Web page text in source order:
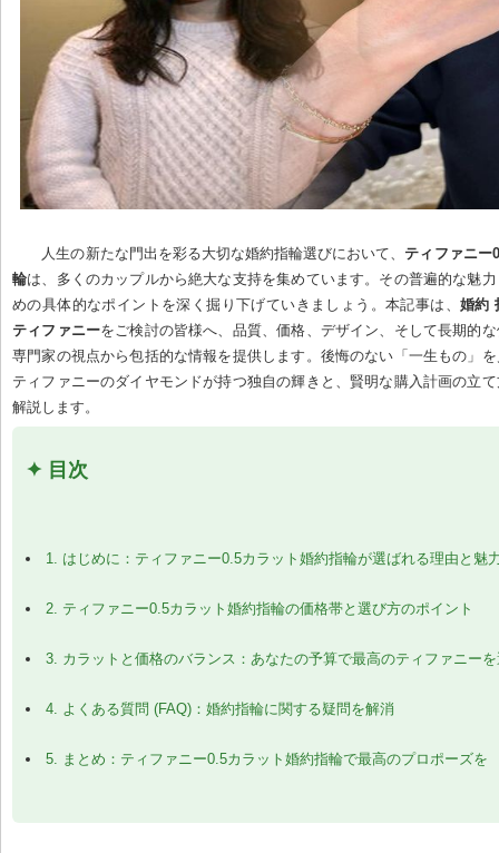
人生の新たな門出を彩る大切な婚約指輪選びにおいて、 ティファニー
輪は、多くのカップルから絶大な支持を集めています。その普遍的な魅
めの具体的なポイントを深く掘り下げていきましょう。本記事は、 婚約
ティファニーをご検討の皆様へ、品質、価格、デザイン、そして長期的
専門家の視点から包括的な情報を提供します。後悔のない「一生もの」
ティファニーのダイヤモンドが持つ独自の輝きと、賢明な購入計画の立
解説します。
✦ 目次
1. はじめに：ティファニー0.5カラット婚約指輪が選ばれる理由と魅
2. ティファニー0.5カラット婚約指輪の価格帯と選び方のポイント
3. カラットと価格のバランス：あなたの予算で最高のティファニー
4. よくある質問 (FAQ)：婚約指輪に関する疑問を解消
5. まとめ：ティファニー0.5カラット婚約指輪で最高のプロポーズを